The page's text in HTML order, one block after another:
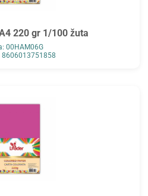
220 gr 1/100 žuta
00HAM06G
8606013751858